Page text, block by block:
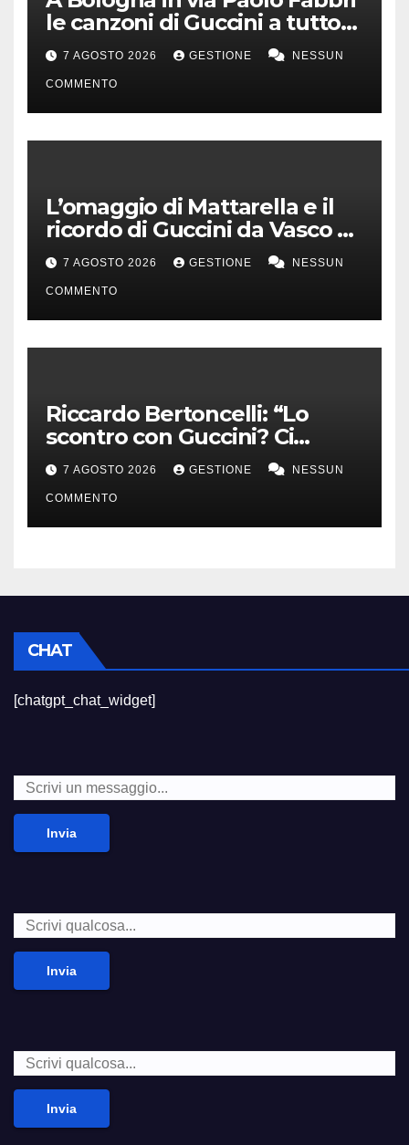
le canzoni di Guccini a tutto
volume
7 AGOSTO 2026 GESTIONE NESSUN
COMMENTO
L’omaggio di Mattarella e il
ricordo di Guccini da Vasco a
Milo Manara
7 AGOSTO 2026 GESTIONE NESSUN
COMMENTO
Riccardo Bertoncelli: “Lo
scontro con Guccini? Ci
volevamo bene”
7 AGOSTO 2026 GESTIONE NESSUN
COMMENTO
CHAT
[chatgpt_chat_widget]
Invia
Invia
Invia